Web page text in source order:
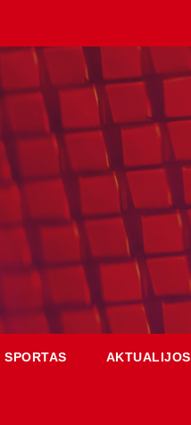
SPORTAS AKTUALIJOS